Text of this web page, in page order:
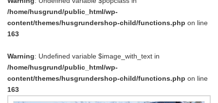
/home/husgrund/public_html/wp-
content/themes/husgrundershop-child/functions.php on line
163
Warning: Undefined variable $image_with_text in
/home/husgrund/public_html/wp-
content/themes/husgrundershop-child/functions.php on line
163